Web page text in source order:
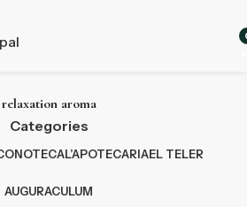
relaxation aroma
Categories
L’APOTECARIAEL TELER
AUGURACULUM